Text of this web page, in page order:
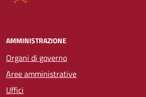
AMMINISTRAZIONE
Organi di governo
Aree amministrative
Uffici